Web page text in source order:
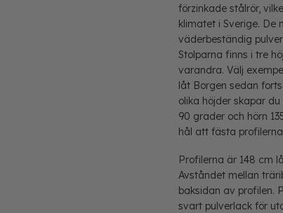
förzinkade stålrör,
klimatet i Sverige. De
väderbeständig
Stolparna finns i tre
varandra. Välj
låt Borgen sedan
olika höjder skapar
90 grader och hörn
hål att fästa
Profilerna är 148 cm
Avståndet mellan
baksidan av profilen.
svart pulverlack för